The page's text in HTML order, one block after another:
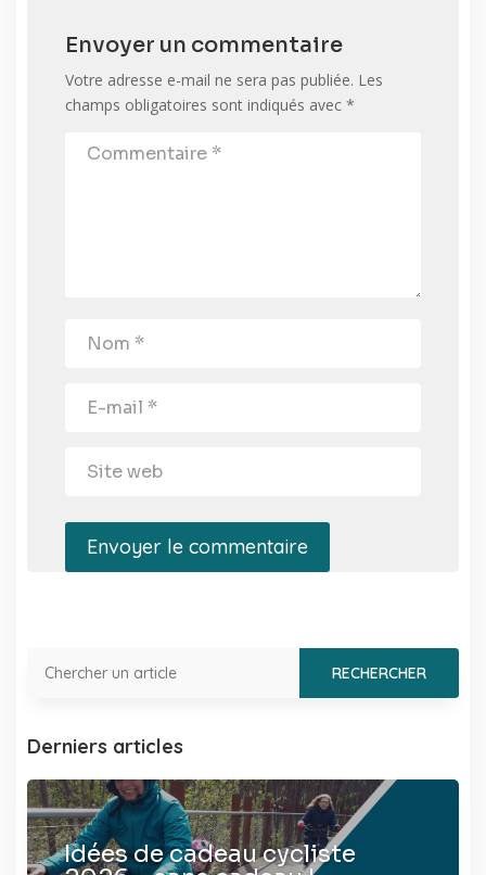
Envoyer un commentaire
Votre adresse e-mail ne sera pas publiée. Les
champs obligatoires sont indiqués avec *
Envoyer le commentaire
Derniers articles
Idées de cadeau cycliste